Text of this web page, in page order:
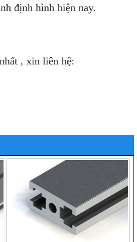
định hình hiện nay.
, xin liên hệ: